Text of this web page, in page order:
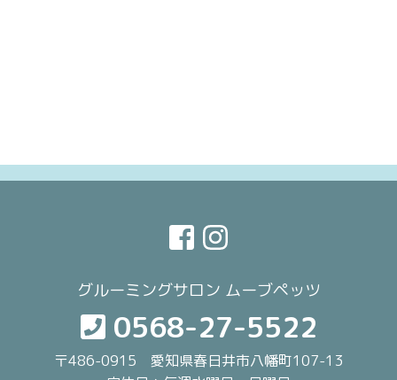
グルーミングサロン ムーブペッツ
0568-27-5522
〒486-0915 愛知県春日井市八幡町107-13